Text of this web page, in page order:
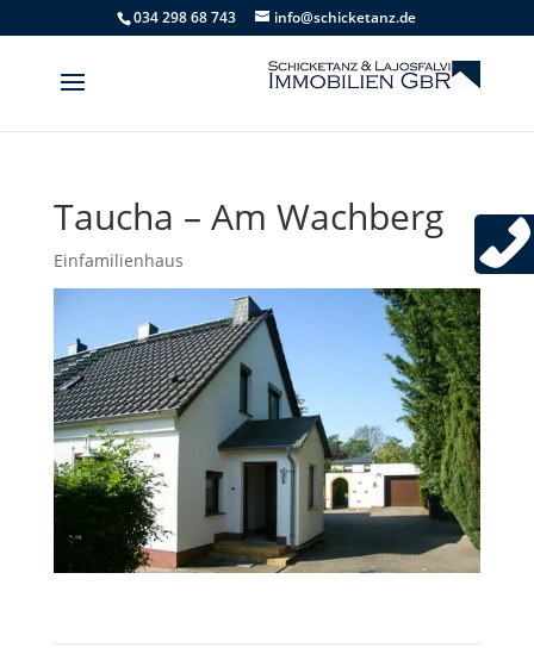
034 298 68 743 info@schicketanz.de
Taucha – Am Wachberg
Einfamilienhaus